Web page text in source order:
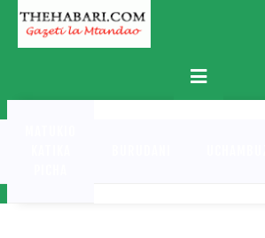
Skip
content
Primary
Menu